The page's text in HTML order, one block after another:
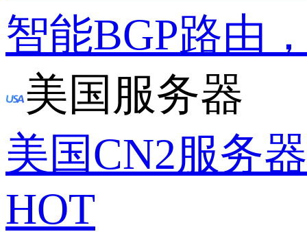
智能BGP路由
美国服务器
美国CN2服务器
HOT